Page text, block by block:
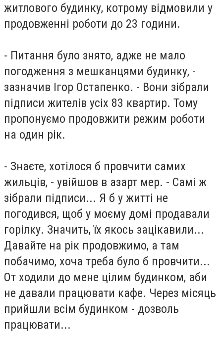
житлового будинку, котрому відмовили у
продовженні роботи до 23 години.
- Питання було знято, адже не мало
погодження з мешканцями будинку, -
зазначив Ігор Остапенко. - Вони зібрали
підписи жителів усіх 83 квартир. Тому
пропонуємо продовжити режим роботи
на один рік.
- Знаєте, хотілося б провчити самих
жильців, - увійшов в азарт мер. - Самі ж
зібрали підписи... Я б у житті не
погодився, щоб у моєму домі продавали
горілку. Значить, їх якось зацікавили...
Давайте на рік продовжимо, а там
побачимо, хоча треба було б провчити...
От ходили до мене цілим будинком, аби
не давали працювати кафе. Через місяць
прийшли всім будинком - дозволь
працювати...